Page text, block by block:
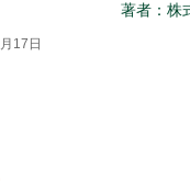
著者：株
17日